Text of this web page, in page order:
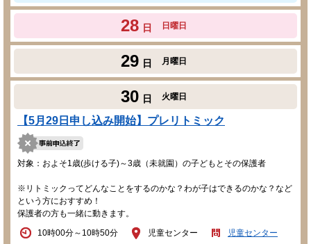
28 日 日曜日
29 日 月曜日
30 日 火曜日
【5月29日申し込み開始】プレリトミック
対象：およそ1歳(歩ける子)～3歳（未就園）の子どもとその保護者
※リトミックってどんなことをするのかな？わが子はできるのかな？など
という方におすすめ！
保護者の方も一緒に動きます。
10時00分～10時50分
児童センター 児童センター